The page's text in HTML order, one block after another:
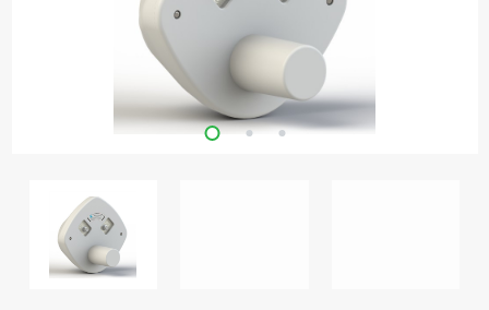
сигнала 3G/4G и
Сотовой связи
оборудование
Шнуры,
Штекеры,
Переходники